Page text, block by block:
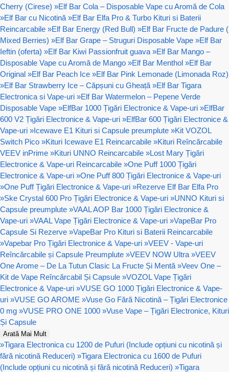
Cherry (Cirese) »Elf Bar Cola – Disposable Vape cu Aromă de Cola
»Elf Bar cu Nicotină »Elf Bar Elfa Pro & Turbo Kituri si Baterii
Reincarcabile »Elf Bar Energy (Red Bull) »Elf Bar Fructe de Padure (
Mixed Berries) »Elf Bar Grape – Struguri Disposable Vape »Elf Bar
Ieftin (oferta) »Elf Bar Kiwi Passionfruit guava »Elf Bar Mango –
Disposable Vape cu Aromă de Mango »Elf Bar Menthol »Elf Bar
Original »Elf Bar Peach Ice »Elf Bar Pink Lemonade (Limonada Roz)
»Elf Bar Strawberry Ice – Căpșuni cu Gheață »Elf Bar Tigara
Electronica si Vape-uri »Elf Bar Watermelon – Pepene Verde
Disposable Vape »ElfBar 1000 Țigări Electronice & Vape-uri »ElfBar
600 V2 Țigări Electronice & Vape-uri »ElfBar 600 Țigări Electronice &
Vape-uri »Icewave E1 Kituri si Capsule preumplute »Kit VOZOL
Switch Pico »Kituri Icewave E1 Reincarcabile »Kituri Reîncărcabile
VEEV inPrime »Kituri UNNO Reincarcabile »Lost Mary Țigări
Electronice & Vape-uri Reincarcabile »One Puff 1000 Țigări
Electronice & Vape-uri »One Puff 800 Țigări Electronice & Vape-uri
»One Puff Țigări Electronice & Vape-uri »Rezerve Elf Bar Elfa Pro
»Ske Crystal 600 Pro Țigări Electronice & Vape-uri »UNNO Kituri si
Capsule preumplute »VAAL AOP Bar 1000 Țigări Electronice &
Vape-uri »VAAL Vape Țigări Electronice & Vape-uri »VapeBar Pro
Capsule Si Rezerve »VapeBar Pro Kituri si Baterii Reincarcabile
»Vapebar Pro Țigări Electronice & Vape-uri »VEEV - Vape-uri
Reîncărcabile și Capsule Preumplute »VEEV NOW Ultra »VEEV
One Arome – De La Tutun Clasic La Fructe Și Mentă »Veev One –
Kit de Vape Reîncărcabil Și Capsule »VOZOL Vape Țigări
Electronice & Vape-uri »VUSE GO 1000 Țigări Electronice & Vape-
uri »VUSE GO AROME »Vuse Go Fără Nicotină – Țigări Electronice
0 mg »VUSE PRO ONE 1000 »Vuse Vape – Țigări Electronice, Kituri
Și Capsule
Arată Mai Mult
»Tigara Electronica cu 1200 de Pufuri (Include opțiuni cu nicotină și
fără nicotină Reduceri) »Tigara Electronica cu 1600 de Pufuri
(Include opțiuni cu nicotină și fără nicotină Reduceri) »Tigara